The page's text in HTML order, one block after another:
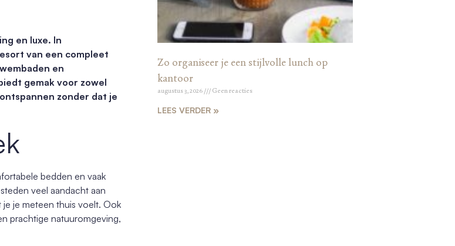
en luxe. In
van een compleet
en
gemak voor zowel
zonder dat je
bedden en vaak
veel aandacht aan
je je meteen thuis voelt. Ook
prachtige natuuromgeving,
Zo organiseer je een stijlvolle lunch op
kantoor
augustus 3, 2026 Geen reacties
LEES VERDER »